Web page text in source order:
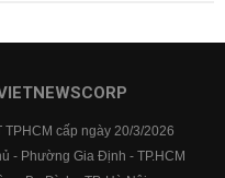
cấp ngày 20/3/2026
- Phường Gia Định - TP.HCM